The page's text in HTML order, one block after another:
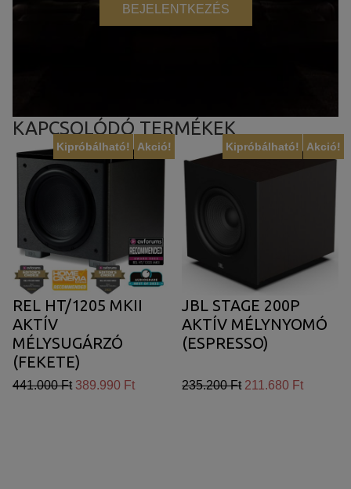
BEJELENTKEZÉS
KAPCSOLÓDÓ TERMÉKEK
Akció!
Kipróbálható!
REL HT/1205 MKII
AKTÍV
MÉLYSUGÁRZÓ
(FEKETE)
441.000 Ft 389.990 Ft
Akció!
Kipróbálható!
JBL STAGE 200P
AKTÍV MÉLYNYOMÓ
(ESPRESSO)
235.200 Ft 211.680 Ft